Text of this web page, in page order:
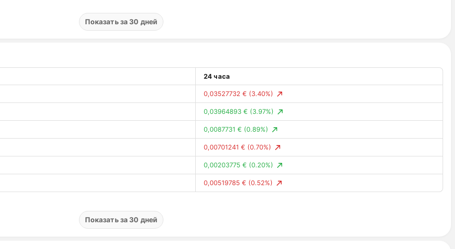
1,19 ₽ (1.26%)
4,38 ₽ (4.40%)
1,33 ₽ (1.35%)
2,53 ₽ (2.65%)
4,92 ₽ (4.89%)
3,37 ₽ (3.24%)
0,08681309 ₽ (0.08%)
Показать за 30 дней
24 часа
0,03527732 € (3.40%)
0,03964893 € (3.97%)
0,0087731 € (0.89%)
0,00701241 € (0.70%)
0,00203775 € (0.20%)
0,00519785 € (0.52%)
Показать за 30 дней